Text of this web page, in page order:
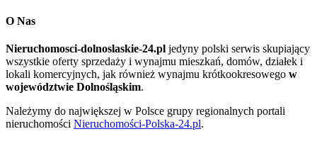
O Nas
Nieruchomosci-dolnoslaskie-24.pl jedyny polski serwis skupiający
wszystkie oferty sprzedaży i wynajmu mieszkań, domów, działek i
lokali komercyjnych, jak również wynajmu krótkookresowego w
województwie Dolnośląskim.
Należymy do największej w Polsce grupy regionalnych portali
nieruchomości Nieruchomości-Polska-24.pl.